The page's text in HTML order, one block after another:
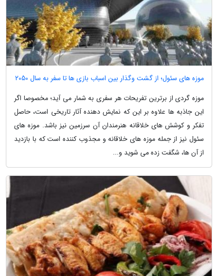
موزه های سئول؛ از گشت وگذار بین اسباب بازی ها تا سفر به سال 2050
موزه گردی از برترین تفریحات هر سفری به شمار می آید؛ مخصوصا اگر
این جاذبه ها علاوه بر این که نمایش دهنده آثار تاریخی است، حاصل
تفکر و کوشش های خلاقانه هنرمندان آن سرزمین نیز باشد. موزه های
سئول نیز از جمله موزه های خلاقانه و مجذوب کننده است که با بازدید
از آن ها، شگفت زده می شوید و...